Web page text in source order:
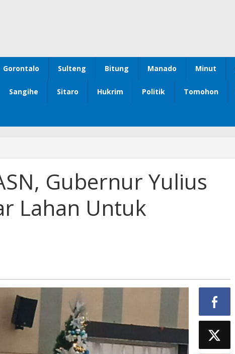
Gorontalo Sulteng Bitung Manado Minut
Sangihe Sitaro Hukrim Politik Tomohon
Gubernur Yulius
Lahan Untuk